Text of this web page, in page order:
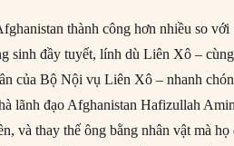
thành công hơn nhiều so với
sinh đầy tuyết, lính dù Liên Xô – cùng
của Bộ Nội vụ Liên Xô – nhanh
lãnh đạo Afghanistan Hafizullah Amin
và thay thế ông bằng nhân vật mà họ